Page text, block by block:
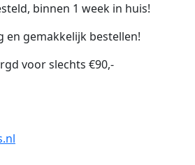
binnen 1 week in huis!
en gemakkelijk bestellen!
voor slechts €90,-